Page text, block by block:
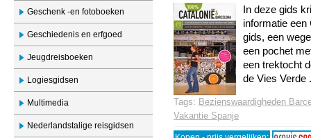
Geschenk -en fotoboeken
Geschiedenis en erfgoed
Jeugdreisboeken
Logiesgidsen
Multimedia
Nederlandstalige reisgidsen
In deze gids
informatie
gids, een
een pochet
een trektocht
de Vies Verde
Tags: Bezienswaardigheden
Vakantie Spanje